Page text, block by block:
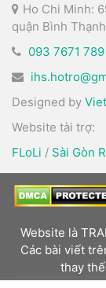
Ho Chi Minh:
quận Bình Thạnh
093 7671
Designed by
Website tài trợ:
FLoLi / Sài Gòn
Website là
Các bài viết
thay